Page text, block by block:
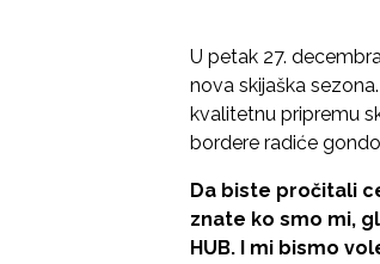
U petak 27.
nova skijaška
kvalitetnu pripremu
bordere radiće
Da biste pročitali
znate ko smo mi,
HUB. I mi bismo